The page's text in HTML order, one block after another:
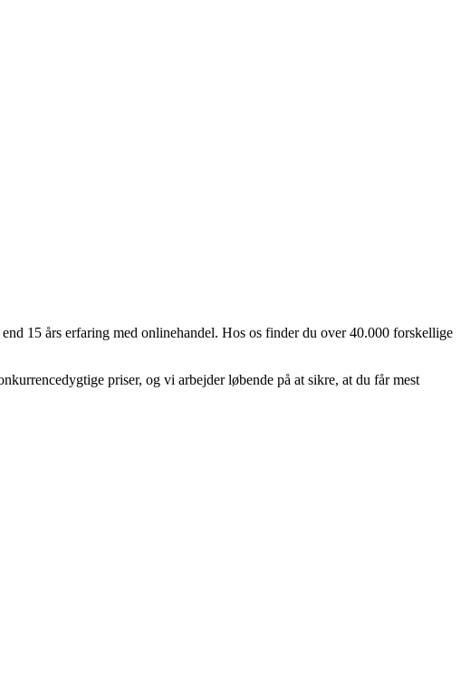
15 års erfaring med onlinehandel. Hos os finder du over 40.000 forskellige
priser, og vi arbejder løbende på at sikre, at du får mest